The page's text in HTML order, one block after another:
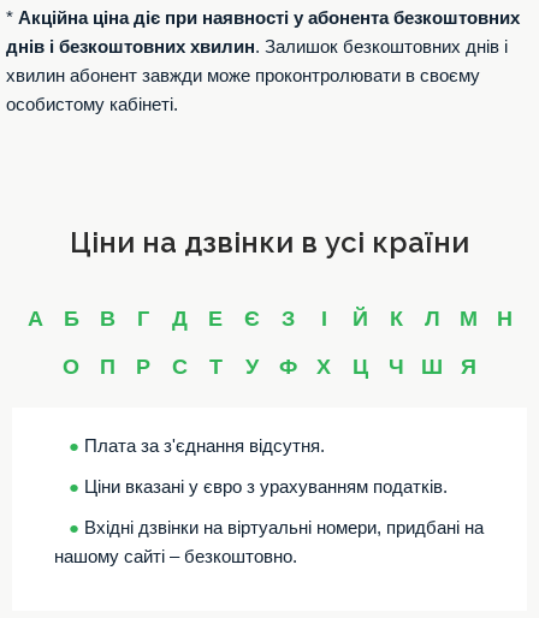
* Акційна ціна діє при наявності у абонента безкоштовних
днів і безкоштовних хвилин. Залишок безкоштовних днів і
хвилин абонент завжди може проконтролювати в своєму
особистому кабінеті.
Ціни на дзвінки в усі країни
А Б В Г Д Е Є З І Й К Л М
Н
О
П Р С Т У Ф Х Ц Ч Ш Я
● Плата за з'єднання відсутня.
● Ціни вказані у євро з урахуванням податків.
● Вхідні дзвінки на віртуальні номери, придбані на
нашому сайті – безкоштовно.